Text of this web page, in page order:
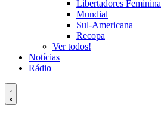
Libertadores Feminina
Mundial
Sul-Americana
Recopa
Ver todos!
Notícias
Rádio